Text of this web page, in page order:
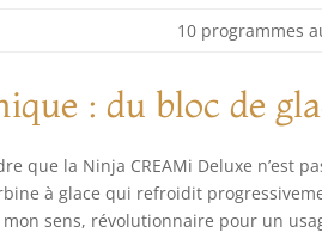
10 programmes
: du bloc de
que la Ninja CREAMi Deluxe n’est
à glace qui refroidit
sens, révolutionnaire pour un